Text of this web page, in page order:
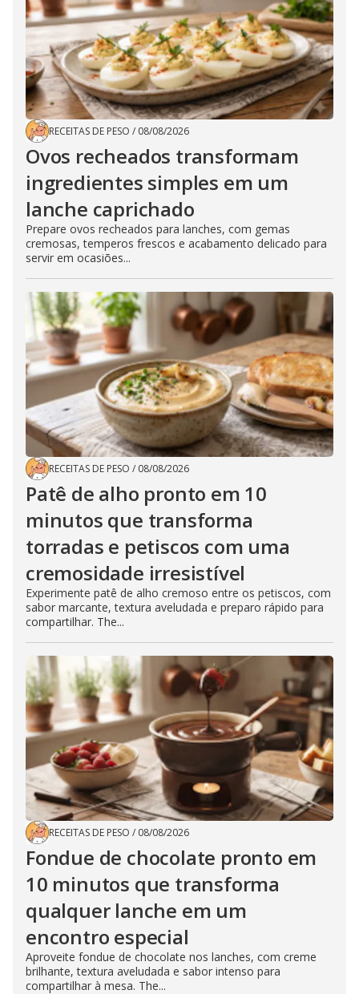
RECEITAS DE PESO / 08/08/2026
Ovos recheados transformam
ingredientes simples em um
lanche caprichado
Prepare ovos recheados para lanches, com gemas
cremosas, temperos frescos e acabamento delicado para
servir em ocasiões...
RECEITAS DE PESO / 08/08/2026
Patê de alho pronto em 10
minutos que transforma
torradas e petiscos com uma
cremosidade irresistível
Experimente patê de alho cremoso entre os petiscos, com
sabor marcante, textura aveludada e preparo rápido para
compartilhar. The...
RECEITAS DE PESO / 08/08/2026
Fondue de chocolate pronto em
10 minutos que transforma
qualquer lanche em um
encontro especial
Aproveite fondue de chocolate nos lanches, com creme
brilhante, textura aveludada e sabor intenso para
compartilhar à mesa. The...